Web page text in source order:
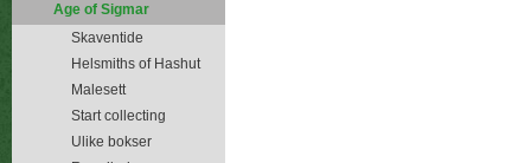
Age of Sigmar
Skaventide
Helsmiths of Hashut
Malesett
Start collecting
Ulike bokser